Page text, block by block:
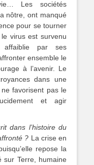
Les sociétés
nôtre, ont manqué
pour se tourner
virus est survenu
affaiblie par ses
ensemble le
à l’avenir. Le
dans une
favorisent pas le
et agir
dans l’histoire du
? La crise en
repose la
Terre, humaine